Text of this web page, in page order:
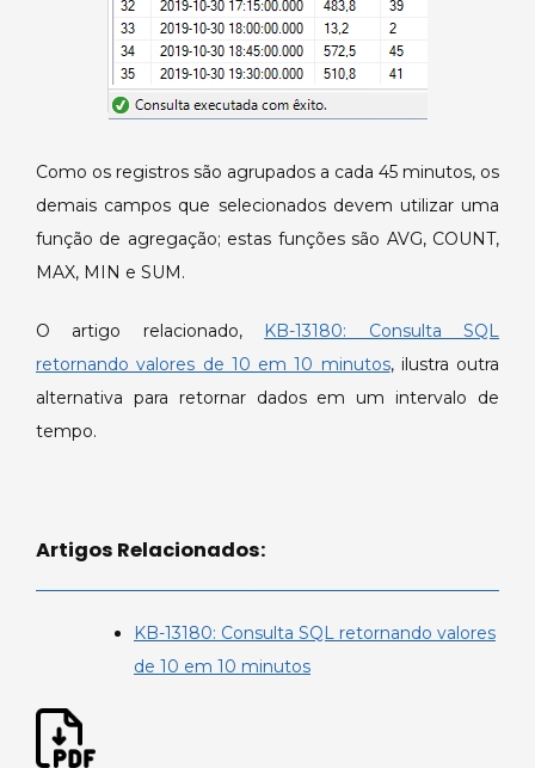
Como os registros são agrupados a cada 45 minutos, os
demais campos que selecionados devem utilizar uma
função de agregação; estas funções são AVG, COUNT,
MAX, MIN e SUM.
O artigo relacionado, KB-13180: Consulta SQL
retornando valores de 10 em 10 minutos, ilustra outra
alternativa para retornar dados em um intervalo de
tempo.
Artigos Relacionados:
KB-13180: Consulta SQL retornando valores
de 10 em 10 minutos